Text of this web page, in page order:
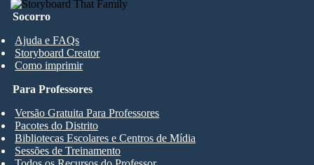
Socorro
Ajuda e FAQs
Storyboard Creator
Como imprimir
Para Professores
Versão Gratuita Para Professores
Pacotes do Distrito
Bibliotecas Escolares e Centros de Mídia
Sessões de Treinamento